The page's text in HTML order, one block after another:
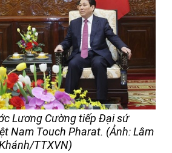
Lương Cường tiếp Đại sứ
Nam Touch Pharat. (Ảnh: Lâm
TTXVN)